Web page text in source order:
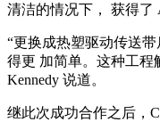
清洁的情况下， 获得了
“更换成热塑驱动传送
得更 加简单。这种工程
Kennedy 说道。
继此次成功合作之后，